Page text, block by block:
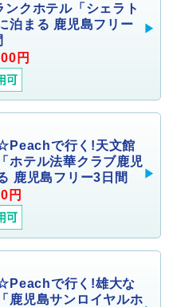
ンクホテル「シェラト
泊まる 鹿児島フリー
円
で行く!天文館
ホテル法華クラブ鹿児
鹿児島フリー3日間
円
で行く!雄大な
鹿児島サンロイヤルホ